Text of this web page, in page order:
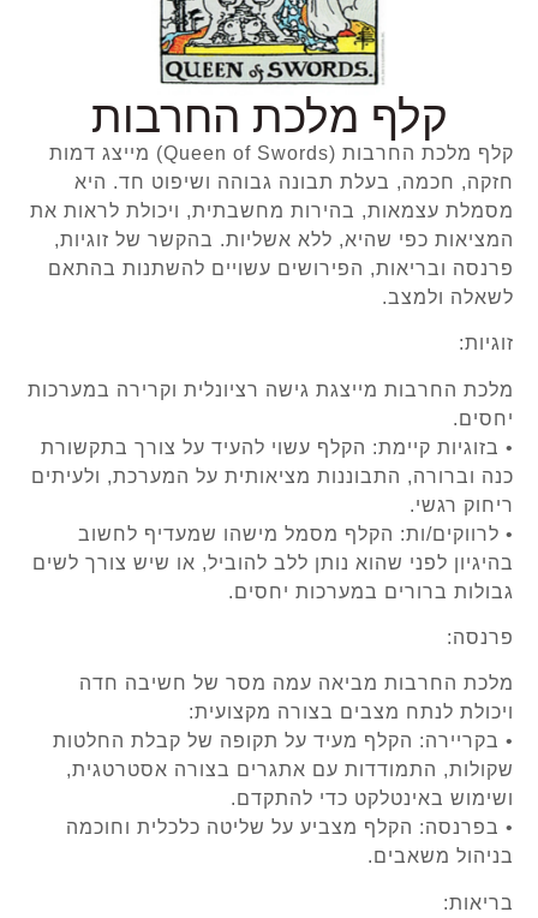
קלף מלכת החרבות
קלף מלכת החרבות (Queen of Swords) מייצג דמות
חזקה, חכמה, בעלת תבונה גבוהה ושיפוט חד. היא
מסמלת עצמאות, בהירות מחשבתית, ויכולת לראות את
המציאות כפי שהיא, ללא אשליות. בהקשר של זוגיות,
פרנסה ובריאות, הפירושים עשויים להשתנות בהתאם
לשאלה ולמצב.
זוגיות:
מלכת החרבות מייצגת גישה רציונלית וקרירה במערכות
יחסים.
• בזוגיות קיימת: הקלף עשוי להעיד על צורך בתקשורת
כנה וברורה, התבוננות מציאותית על המערכת, ולעיתים
ריחוק רגשי.
• לרווקים/ות: הקלף מסמל מישהו שמעדיף לחשוב
בהיגיון לפני שהוא נותן ללב להוביל, או שיש צורך לשים
גבולות ברורים במערכות יחסים.
פרנסה:
מלכת החרבות מביאה עמה מסר של חשיבה חדה
ויכולת לנתח מצבים בצורה מקצועית:
• בקריירה: הקלף מעיד על תקופה של קבלת החלטות
שקולות, התמודדות עם אתגרים בצורה אסטרטגית,
ושימוש באינטלקט כדי להתקדם.
• בפרנסה: הקלף מצביע על שליטה כלכלית וחוכמה
בניהול משאבים.
בריאות: